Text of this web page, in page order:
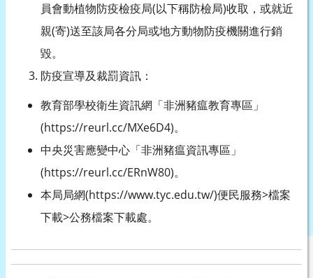
員會動植物防疫檢疫局(以下稱防檢局)收取，或就近
親(寄)送至該局各分局或地方動物防疫機關進行銷
毀。
防疫宣導及裁罰資訊：
教育部學校衛生資訊網「非洲豬瘟教育專區」
(https://reurl.cc/MXe6D4)。
中央災害應變中心「非洲豬瘟資訊專區」
(https://reurl.cc/ERnW80)。
本局局網(https://www.tyc.edu.tw/)便民服務>檔案
下載>公務檔案下載處。